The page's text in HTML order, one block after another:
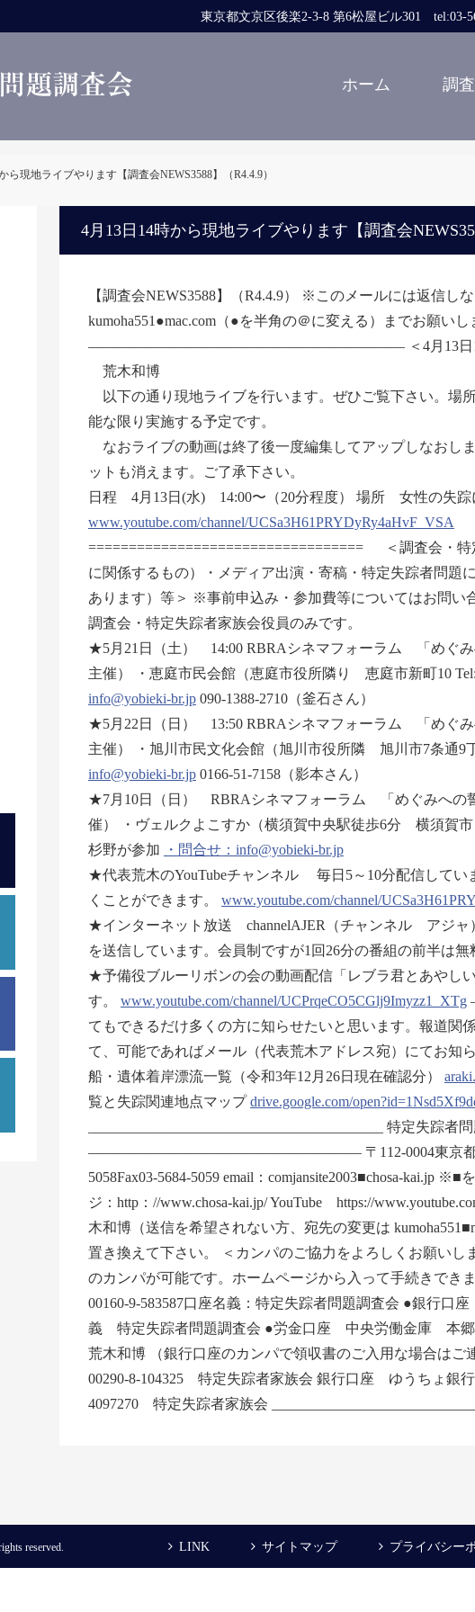
東京都文京区後楽2-3-8 第6松屋ビル301 tel:03-
ホーム 調
ら現地ライブやります【調査会NEWS3588】（R4.4.9）
4月13日14時から現地ライブやります【調査会
【調査会NEWS3588】（R4.4.9） ※このメールには返信し
kumoha551●mac.com（●を半角の＠に変える）までお願いし
―――――――――――――――――――――― ＜4月13日14時か
荒木和博
以下の通り現地ライブを行います。ぜひご覧下さい。場
能な限り実施する予定です。
なおライブの動画は終了後一度編集してアップしなおし
ットも消えます。ご了承下さい。
日程 4月13日(水) 14:00〜（20分程度） 場所 女性の失
www.youtube.com/channel/UCSa3H61PRYDyRy4aHvF_VSA
================================== ＜調査会・
に関係するもの）・メディア出演・寄稿・特定失踪者問題
あります）等＞ ※事前申込み・参加費等についてはお問
調査会・特定失踪者家族会役員のみです。
★5月21日（土） 14:00 RBRAシネマフォーラム 「めぐみ
主催） ・恵庭市民会館（恵庭市役所隣り 恵庭市新町10
info@yobieki-br.jp 090-1388-2710（釜石さん）
★5月22日（日） 13:50 RBRAシネマフォーラム 「めぐみ
主催） ・旭川市民文化会館（旭川市役所隣 旭川市7条通9
info@yobieki-br.jp 0166-51-7158（影本さん）
★7月10日（日） RBRAシネマフォーラム 「めぐみへの
催） ・ヴェルクよこすか（横須賀中央駅徒歩6分 横須賀市
杉野が参加
・問合せ：info@yobieki-br.jp
★代表荒木のYouTubeチャンネル 毎日5～10分配信してい
くことができます。 www.youtube.com/channel/
★インターネット放送 channelAJER（チャンネル アジャ
を送信しています。会員制ですが1回26分の番組の前半は
★予備役ブルーリボンの会の動画配信「レブラ君とあやし
す。 www.youtube.com/channel/UCPrqeCO5CGlj9Imyzz1_XTg
てもできるだけ多くの方に知らせたいと思います。報道関
て、可能であればメール（代表荒木アドレス宛）にてお知
船・遺体着岸漂流一覧（令和3年12月26日現在確認分）
覧と失踪関連地点マップdrive.google.com/
_________________________________________ 特定失踪者
——————————————————— 〒112-0004東京都文京区
5058Fax03-5684-5059 email：comjansite2003■chosa-kai.jp
ジ：http：//www.chosa-kai.jp/ YouTube https://
木和博（送信を希望されない方、宛先の変更は
置き換えて下さい。 ＜カンパのご協力をよろしくお願い
のカンパが可能です。ホームページから入って手続きでき
00160-9-583587口座名義：特定失踪者問題調査会 ●銀
義 特定失踪者問題調査会 ●労金口座 中央労働金庫 本
荒木和博 （銀行口座のカンパで領収書のご入用な場合は
00290-8-104325 特定失踪者家族会 銀行口座 ゆうちょ
4097270 特定失踪者家族会
reserved. LINK サイトマップ プライバシー